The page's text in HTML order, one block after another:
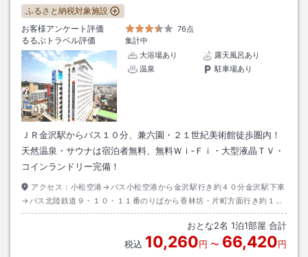
ふるさと納税対象施設
お客様アンケート評価
76点
るるぶトラベル評価
集計中
大浴場あり
露天風呂あり
温泉
駐車場あり
ＪＲ金沢駅からバス１０分、兼六園・２１世紀美術館徒歩圏内！
天然温泉・サウナは宿泊者無料、無料Ｗｉ‐Ｆｉ・大型液晶ＴＶ・
コインランドリー完備！
アクセス： 小松空港→バス小松空港から金沢駅行き約４０分金沢駅下車
→バス北陸鉄道９・１０・１１番のりばから香林坊・片町方面行き約１０
分片町下車→徒歩約１分
おとな2名 1泊1部屋 合計
税込 10,260円 〜 66,420円